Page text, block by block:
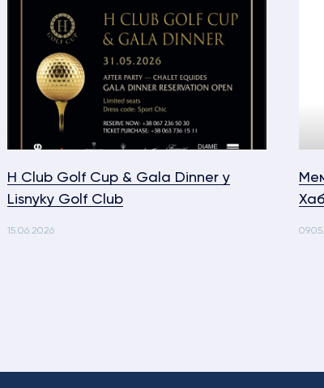
H Club Golf Cup & Gala Dinner у
Lisnyky Golf Club
15.06.2026